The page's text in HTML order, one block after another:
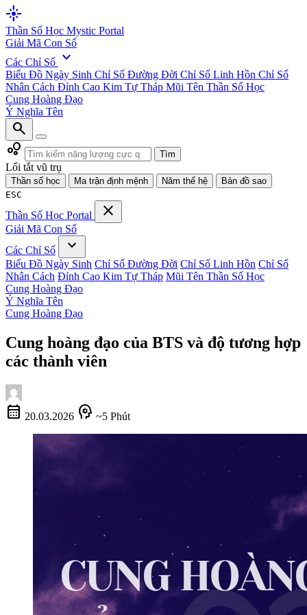
flare
Thần Số Học Mystic Portal
Giải Mã Con Số
Các Chỉ Số expand_more
Biểu Đồ Ngày Sinh Chỉ Số Đường Đời Chỉ Số Linh Hồn Chỉ Số
Nhân Cách Đỉnh Cao Kim Tự Tháp Mũi Tên Thần Số Học
Cung Hoàng Đạo
Ý Nghĩa Tên
search
bubble_chart
Tìm
Lối tắt vũ trụ
Thần số học Ma trận định mệnh Năm thế hệ
Bản đồ sao
ESC
Thần Số Học Portal close
Giải Mã Con Số
Các Chỉ Số
expand_more
Biểu Đồ Ngày Sinh Chỉ Số Đường Đời Chỉ Số Linh Hồn Chỉ Số
Nhân Cách Đỉnh Cao Kim Tự Tháp Mũi Tên Thần Số Học
Cung Hoàng Đạo
Ý Nghĩa Tên
Cung Hoàng Đạo
Cung hoàng đạo của BTS và độ tương hợp
các thành viên
calendar_month 20.03.2026 psychology ~5 Phút